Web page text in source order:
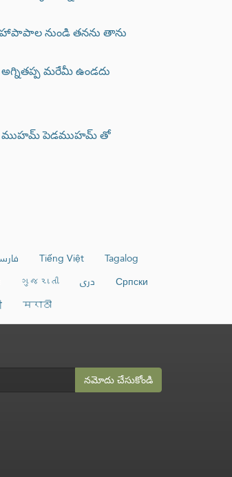
నుండి తనను తాను
మరేమీ ఉండదు
ఎడ ముహమ్ పెడముహమ్ తో
Tiếng Việt
Tagalog
ગુજરાતી دری
Српски
मराठी
నమోదు చేసుకోండి